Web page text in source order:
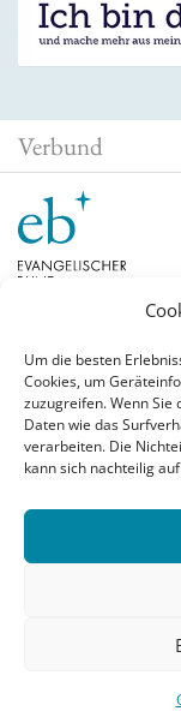
Um die besten
Cookies, um
zuzugreifen. Wenn Sie
Daten wie das
verarbeiten. Die
kann sich nachteilig
Verbund
Schlagwörter
#aufgetischt Christian
Monatsspruch
©